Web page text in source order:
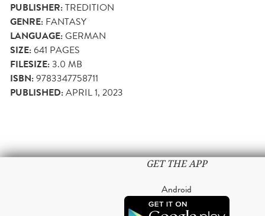
PUBLISHER:TREDITION
GENRE: FANTASY
LANGUAGE:GERMAN
SIZE:641 PAGES
FILESIZE:3.0 MB
ISBN:9783347758711
PUBLISHED:APRIL 1, 2023
GET THE APP
Android